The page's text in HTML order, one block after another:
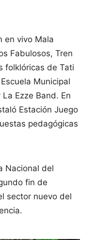
en vivo Mala
Fabulosos, Tren
folklóricas de Tati
Municipal
Ezze Band. En
Estación Juego
pedagógicas
Nacional del
fin de
sector nuevo del